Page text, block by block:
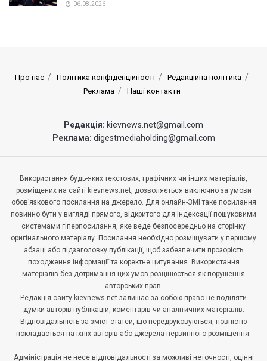
06.08.2026
Про нас Політика конфіденційності
Редакційна політика
Реклама
Наші контакти
Редакція: kievnews.net@gmail.com
Реклама: digestmediaholding@gmail.com
Використання будь-яких текстових, графічних чи інших матеріалів,
розміщених на сайті kievnews.net, дозволяється виключно за умови
обов’язкового посилання на джерело. Для онлайн-ЗМІ таке посилання
повинно бути у вигляді прямого, відкритого для індексації пошуковими
системами гіперпосилання, яке веде безпосередньо на сторінку
оригінального матеріалу. Посилання необхідно розміщувати у першому
абзаці або підзаголовку публікації, щоб забезпечити прозорість
походження інформації та коректне цитування. Використання
матеріалів без дотримання цих умов розцінюється як порушення
авторських прав.
Редакція сайту kievnews.net залишає за собою право не поділяти
думки авторів публікацій, коментарів чи аналітичних матеріалів.
Відповідальність за зміст статей, що передруковуються, повністю
покладається на їхніх авторів або джерела первинного розміщення.
Адміністрація не несе відповідальності за можливі неточності, оцінні